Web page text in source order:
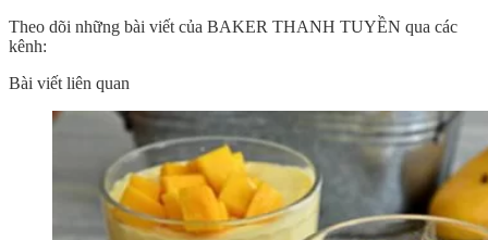
Theo dõi những bài viết của BAKER THANH TUYỀN qua các
kênh:
Bài viết liên quan